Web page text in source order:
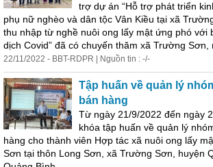
trợ dự án “Hỗ trợ phát triển
phụ nữ nghèo và dân tộc Vân Kiều tại xã
thu nhập từ nghề nuôi ong lấy mật ứng phó với
dịch Covid” đã có chuyến thăm xã Trường Sơn,
22/11/2022 - BBT-RDPR | Nguồn tin : -/-
Tập huấn về quản lý
bán hàng
Từ ngày 21/9/2022 đến ngày
khóa tập huấn về quản lý
hàng cho thành viên Hợp tác xã nuôi ong lấy
Sơn tại thôn Long Sơn, xã Trường Sơn, huyện